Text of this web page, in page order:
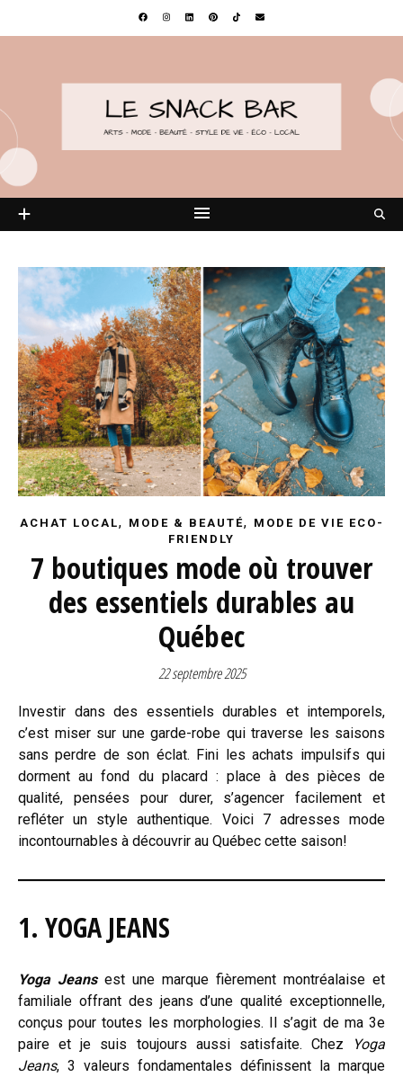
ACHAT LOCAL, MODE & BEAUTÉ, MODE DE VIE ECO-
FRIENDLY
7 boutiques mode où trouver
des essentiels durables au
Québec
22 septembre 2025
Investir dans des essentiels durables et intemporels,
c’est miser sur une garde-robe qui traverse les saisons
sans perdre de son éclat. Fini les achats impulsifs qui
dorment au fond du placard : place à des pièces de
qualité, pensées pour durer, s’agencer facilement et
refléter un style authentique. Voici 7 adresses mode
incontournables à découvrir au Québec cette saison!
1. YOGA JEANS
Yoga Jeansest une marque fièrement montréalaise et
familiale offrant des jeans d’une qualité exceptionnelle,
conçus pour toutes les morphologies. Il s’agit de ma 3e
paire et je suis toujours aussi satisfaite. Chez
Yoga
Jeans, 3 valeurs fondamentales définissent la marque